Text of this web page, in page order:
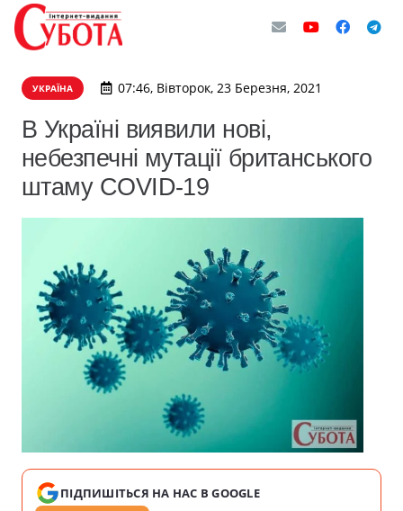
УКРАЇНА 07:46, Вівторок, 23 Березня, 2021
В Україні виявили нові,
небезпечні мутації британського
штаму COVID-19
ПІДПИШІТЬСЯ НА НАС В GOOGLE